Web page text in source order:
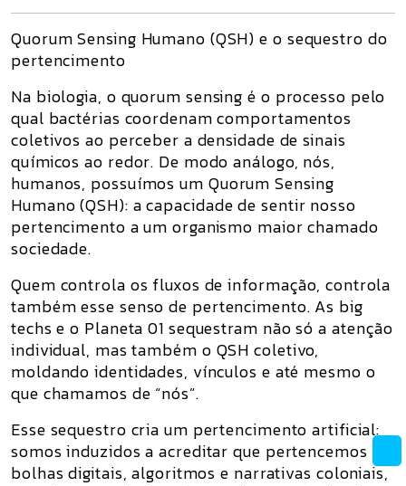
Quorum Sensing Humano (QSH) e o sequestro do
pertencimento
Na biologia, o quorum sensing é o processo pelo
qual bactérias coordenam comportamentos
coletivos ao perceber a densidade de sinais
químicos ao redor. De modo análogo, nós,
humanos, possuímos um Quorum Sensing
Humano (QSH): a capacidade de sentir nosso
pertencimento a um organismo maior chamado
sociedade.
Quem controla os fluxos de informação, controla
também esse senso de pertencimento. As big
techs e o Planeta 01 sequestram não só a atenção
individual, mas também o QSH coletivo,
moldando identidades, vínculos e até mesmo o
que chamamos de “nós”.
Esse sequestro cria um pertencimento artificial:
somos induzidos a acreditar que pertencemos a
bolhas digitais, algoritmos e narrativas coloniais,